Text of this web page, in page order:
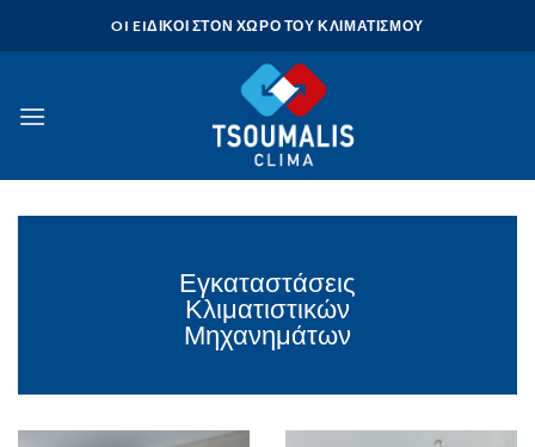
OI EIΔΙΚΟΙ ΣΤΟΝ ΧΩΡΟ ΤΟΥ ΚΛΙΜΑΤΙΣΜΟΥ
Εγκαταστάσεις
Κλιματιστικών
Μηχανημάτων